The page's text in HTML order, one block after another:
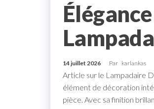
14 juillet 2026 Par karlankas
Article sur le Lampadaire
élément de décoration
pièce. Avec sa finition